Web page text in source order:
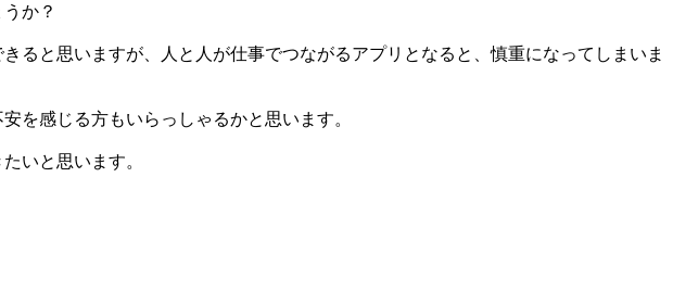
か？
ると思いますが、人と人が仕事でつながるアプリとなると、慎重になってしまいま
を感じる方もいらっしゃるかと思います。
いと思います。